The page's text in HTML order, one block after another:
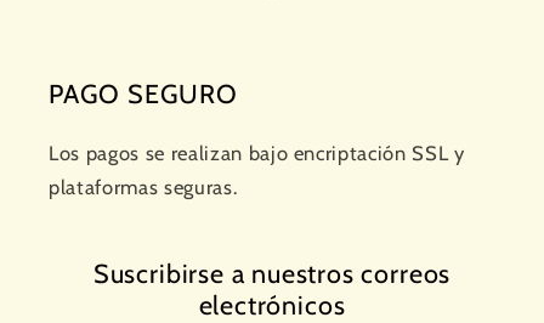
PAGO SEGURO
Los pagos se realizan bajo encriptación SSL y
plataformas seguras.
Suscribirse a nuestros correos
electrónicos